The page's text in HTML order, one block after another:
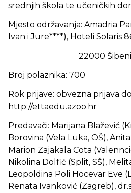
srednjih škola te učeničkih
Mjesto održavanja: Amadria
Ivan i Jure****), Hoteli Solaris
22000
Broj polaznika: 700
Rok prijave: obvezna prijava
http://ettaedu.azoo.hr
Predavači: Marijana Blažević
Borovina (Vela Luka, OŠ),
Marion Zajakala Cota
Nikolina Dolfić (Split, SŠ),
Leopoldina Poli Hocevar Eve
Renata Ivanković (Zagreb),